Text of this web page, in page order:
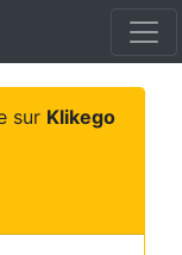
sur Klikego